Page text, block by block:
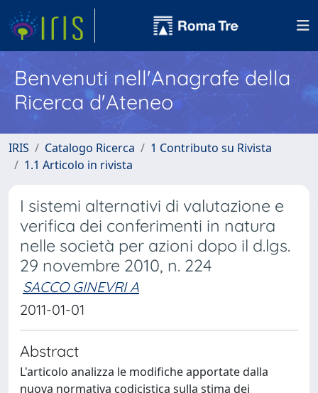
Benvenuti nell'Anagrafe della
Ricerca d'Ateneo
IRIS Catalogo Ricerca
1 Contributo su Rivista
1.1 Articolo in rivista
I sistemi alternativi di valutazione e
verifica dei conferimenti in natura
nelle società per azioni dopo il d.lgs.
29 novembre 2010, n. 224
SACCO GINEVRI A
2011-01-01
Abstract
L'articolo analizza le modifiche apportate dalla
nuova normativa codicistica sulla stima dei